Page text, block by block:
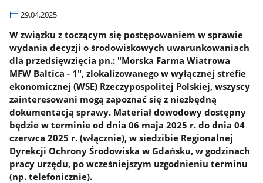
29.04.2025
W związku z toczącym się postępowaniem w sprawie
wydania decyzji o środowiskowych uwarunkowaniach
dla przedsięwzięcia pn.: "Morska Farma Wiatrowa
MFW Baltica - 1", zlokalizowanego w wyłącznej strefie
ekonomicznej (WSE) Rzeczypospolitej Polskiej, wszyscy
zainteresowani mogą zapoznać się z niezbędną
dokumentacją sprawy. Materiał dowodowy dostępny
będzie w terminie od dnia 06 maja 2025 r. do dnia 04
czerwca 2025 r. (włącznie), w siedzibie Regionalnej
Dyrekcji Ochrony Środowiska w Gdańsku, w godzinach
pracy urzędu, po wcześniejszym uzgodnieniu terminu
(np. telefonicznie).